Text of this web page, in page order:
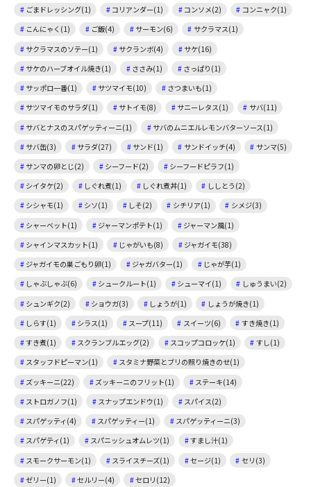
ごまドレッシング(1)
コリアンダー(1) コンソメ(2)
コンニャク(1)
こんにゃく(1)
ご飯(4) サーモン(6)
サクラマス(1)
サクラマスのソテー(1)
サクランボ(4)
サケ(16)
サケのハーブオイル焼き(1)
ささみ(1)
さっぱり(1)
サッポロ一番(1)
サツマイモ(10)
さつまいも(1)
サツマイモのサラダ(1)
サトイモ(8) サニーレタス(1)
サバ(11)
サバとナスのスパゲッティーニ(1)
サバのムニエルレモンバターソース(1)
サバ缶(3)
サラダ(27) サンド(1) サンドイッチ(4)
サンマ(5)
サンマの卵とじ(2)
シーフード(2)
シーフードピラフ(1)
シイタケ(2)
しぐれ煮(1) しぐれ煮丼(1)
ししとう(2)
シシャモ(1)
シソ(1) しそ(2) シチリア(1)
シメジ(3)
シャーベット(1)
ジャーマンポテト(1)
ジャーマン風(1)
シャインマスカット(1)
じゃがいも(8)
ジャガイモ(38)
ジャガイモの巣ごもり卵(1)
ジャガバター(1)
じゃが芋(1)
しゃぶしゃぶ(6)
シュークルート(1) シューマイ(1)
しゅうまい(2)
シュンギク(2)
ショウガ(3) しょうが(1)
しょうが焼き(1)
しらす(1)
シラス(1) スープ(11) スイーツ(6)
すき焼き(1)
すき煮(1)
スクランブルエッグ(2) スコップコロッケ(1)
すし(1)
スタッフドピーマン(1)
スタミナ野菜とブリの照り焼きのせ(1)
ズッキーニ(22)
ズッキーニのフリット(1)
ステーキ(14)
ストロガノフ(1)
スナップエンドウ(1)
スパイス(2)
スパゲッティ(4)
スパゲッティー(1)
スパゲッティーニ(3)
スパゲティ(1)
スパニッシュオムレツ(1)
すまし汁(1)
スモークサーモン(1)
スライスチーズ(1) セージ(1)
セリ(3)
ゼリー(1)
セルリー(4) セロリ(12)